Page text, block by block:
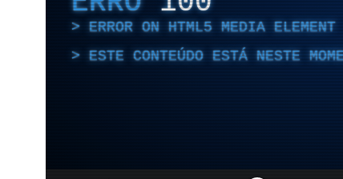
ERROR ON HTML5 MEDIA ELEMENT
ESTE CONTEÚDO ESTÁ NESTE